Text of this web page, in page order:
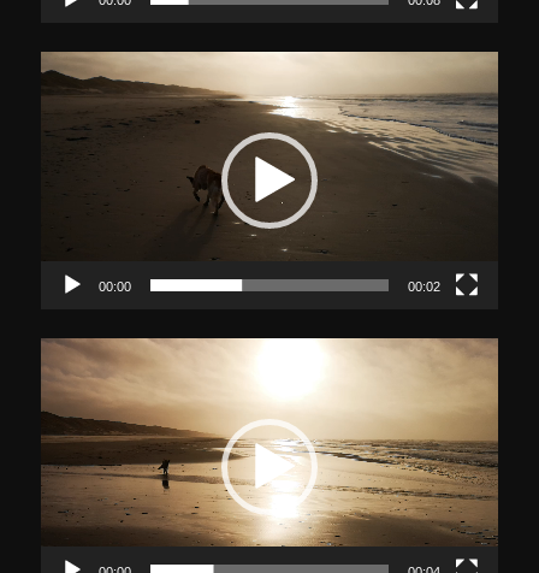
Video-
Player
00:00 00:02
Video-
Player